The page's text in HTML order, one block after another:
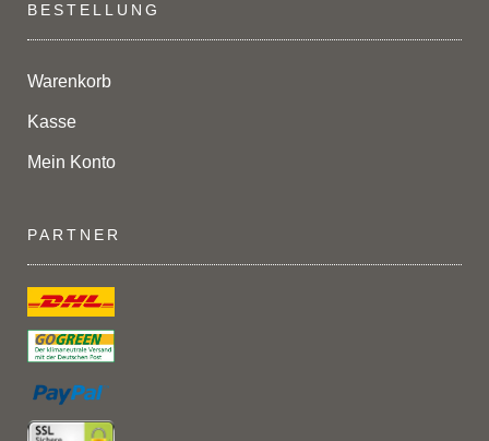
BESTELLUNG
Warenkorb
Kasse
Mein Konto
PARTNER